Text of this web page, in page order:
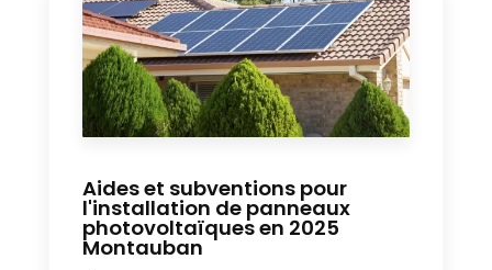
Aides et subventions pour
l'installation de panneaux
photovoltaïques en 2025
Montauban